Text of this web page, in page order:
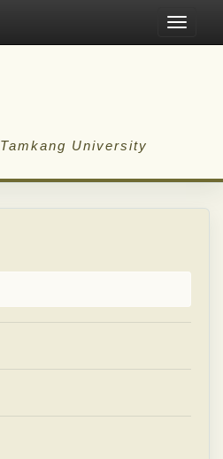
Toggle
Tamkang University